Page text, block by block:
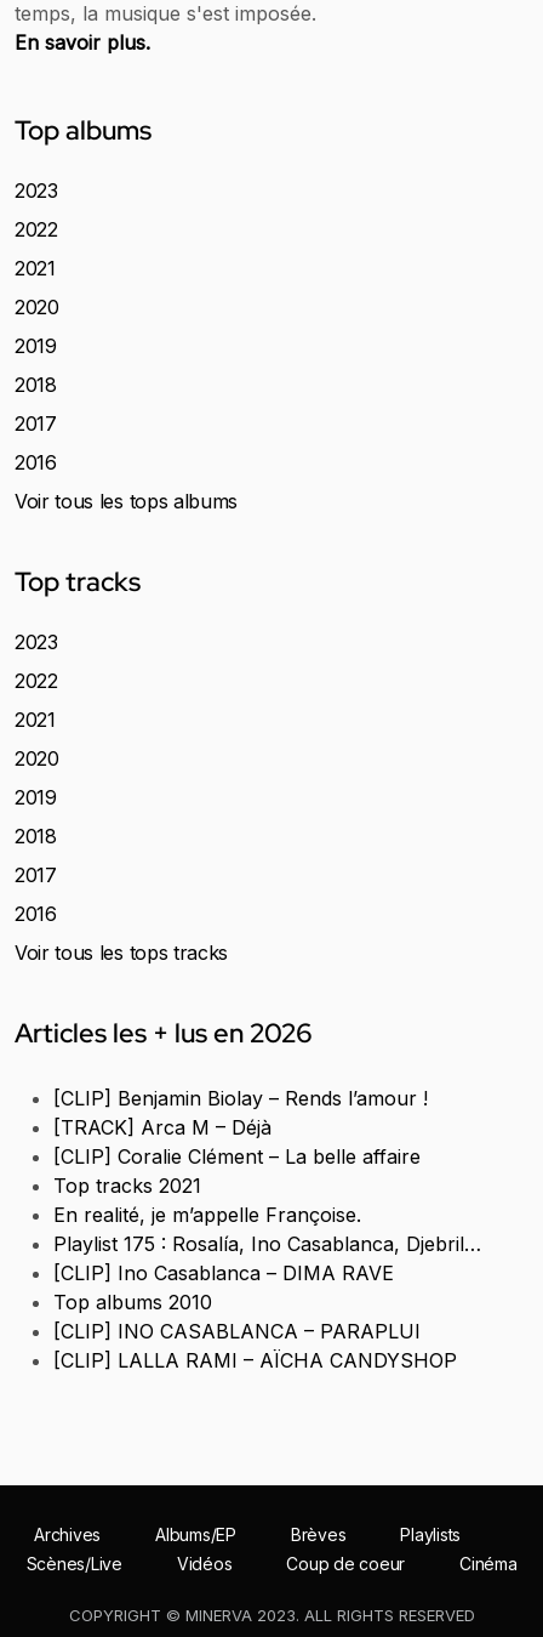
temps, la musique s'est imposée.
En savoir plus.
Top albums
2023
2022
2021
2020
2019
2018
2017
2016
Voir tous les tops albums
Top tracks
2023
2022
2021
2020
2019
2018
2017
2016
Voir tous les tops tracks
Articles les + lus en 2026
[CLIP] Benjamin Biolay – Rends l’amour !
[TRACK] Arca M – Déjà
[CLIP] Coralie Clément – La belle affaire
Top tracks 2021
En realité, je m’appelle Françoise.
Playlist 175 : Rosalía, Ino Casablanca, Djebril…
[CLIP] Ino Casablanca – DIMA RAVE
Top albums 2010
[CLIP] INO CASABLANCA – PARAPLUI
[CLIP] LALLA RAMI – AÏCHA CANDYSHOP
Archives Albums/EP Brèves
Playlists
Scènes/Live
Vidéos Coup de coeur Cinéma
COPYRIGHT © MINERVA 2023. ALL RIGHTS RESERVED